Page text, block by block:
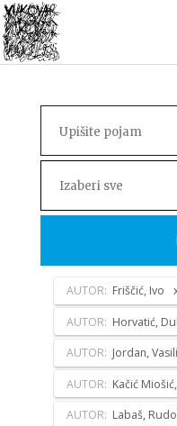
Izaberi sve
AUTOR: Friščić, Ivo
AUTOR: Horvatić,
AUTOR: Jordan,
AUTOR: Kačić
AUTOR: Labaš,